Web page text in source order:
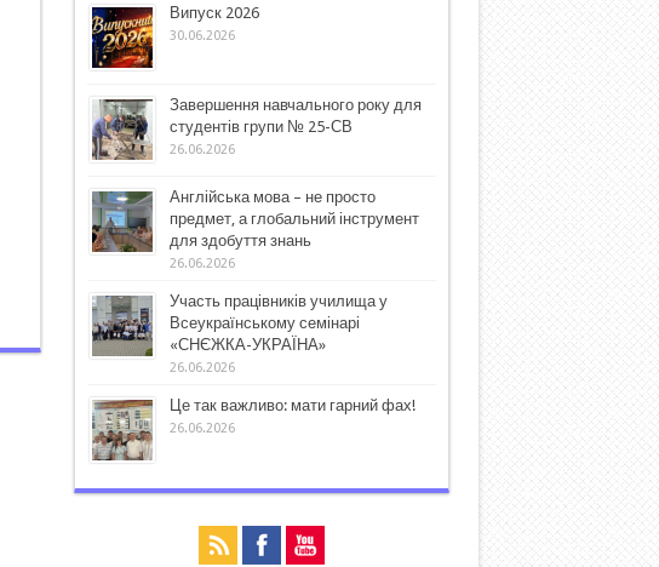
Випуск 2026
30.06.2026
Завершення навчального року для
студентів групи № 25-СВ
26.06.2026
Англійська мова – не просто
предмет, а глобальний інструмент
для здобуття знань
26.06.2026
Участь працівників училища у
Всеукраїнському семінарі
«СНЄЖКА-УКРАЇНА»
26.06.2026
Це так важливо: мати гарний фах!
26.06.2026